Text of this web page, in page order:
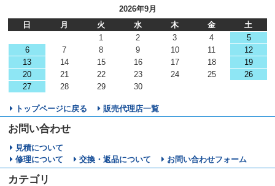
2026年9月
日
月 火 水 木 金
土
1
2 3 4
5
6
7 8 9 10 11
12
13
14 15 16 17 18
19
20
21 22 23 24 25
26
27
28 29 30
トップページに戻る 販売代理店一覧
お問い合わせ
見積について
修理について
交換・返品について お問い合わせフォーム
カテゴリ